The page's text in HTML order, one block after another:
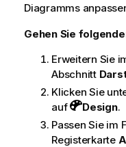
Diagramms
Gehen Sie
Erweitern Sie
Abschnitt
Klicken Sie
auf
Design.
Passen Sie im
Registerkarte